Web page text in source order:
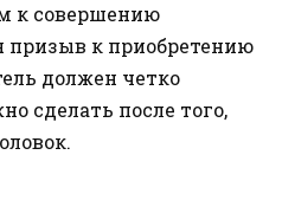
к совершению
призыв к приобретению
должен четко
сделать после того,